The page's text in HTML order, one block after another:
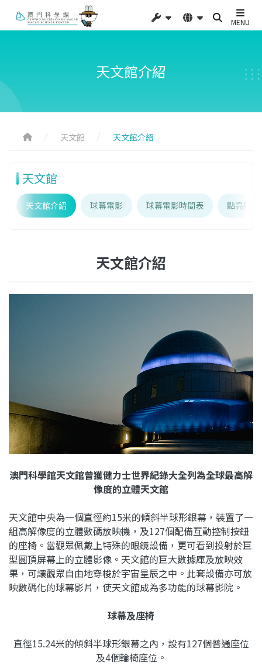
MENU
天文館介紹
天文館 天文館介紹
天文館
天文館介紹 球幕電影 球幕電影時間表 點亮星辰
天文館介紹
澳門科學館天文館曾獲健力士世界紀錄大全列為全球最高解
像度的立體天文館
天文館中央為一個直徑約15米的傾斜半球形銀幕，裝置了一
組高解像度的立體數碼放映機，及127個配備互動控制按鈕
的座椅。當觀眾佩戴上特殊的眼鏡設備，更可看到投射於巨
型圓頂屏幕上的立體影像。天文館的巨大數據庫及放映效
果，可讓觀眾自由地穿梭於宇宙星辰之中。此套設備亦可放
映數碼化的球幕影片，使天文館成為多功能的球幕影院。
球幕及座椅
直徑15.24米的傾斜半球形銀幕之內，設有127個普通座位
及4個輪椅座位。